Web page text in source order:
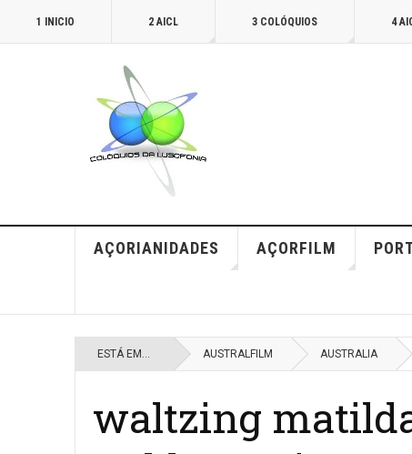
1 INICIO 2 AICL 3 COLÓQUIOS 4
AÇORIANIDADES AÇORFILM
ESTÁ EM... AUSTRALFILM AUSTRALIA
waltzing